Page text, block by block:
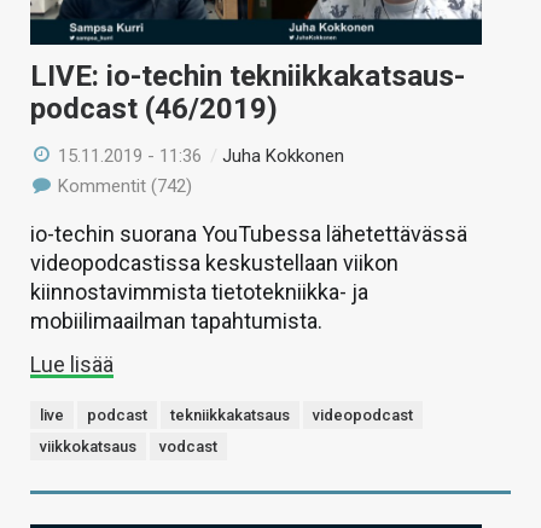
LIVE: io-techin tekniikkakatsaus-
podcast (46/2019)
15.11.2019 - 11:36 /Juha Kokkonen
Kommentit (742)
io-techin suorana YouTubessa lähetettävässä
videopodcastissa keskustellaan viikon
kiinnostavimmista tietotekniikka- ja
mobiilimaailman tapahtumista.
Lue lisää
live podcast tekniikkakatsaus
videopodcast
viikkokatsaus
vodcast